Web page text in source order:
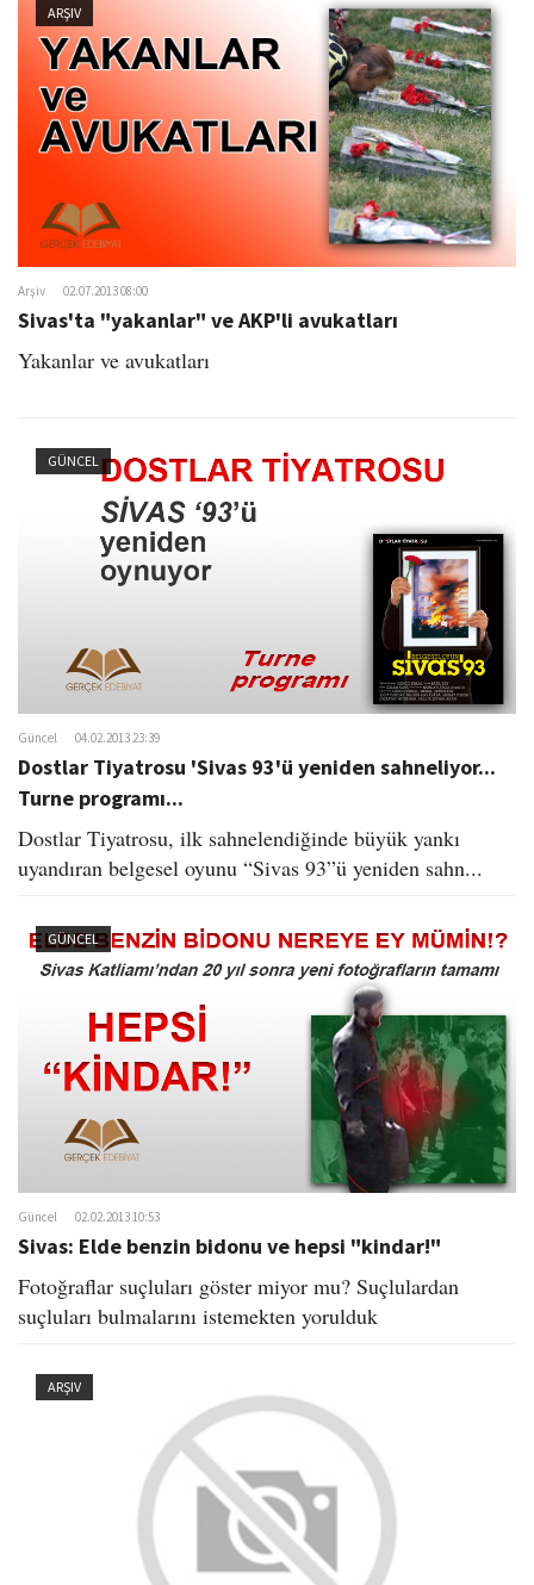
ARŞIV
Arşiv 02.07.2013 08:00
Sivas'ta "yakanlar" ve AKP'li avukatları
Yakanlar ve avukatları
GÜNCEL
Güncel 04.02.2013 23:39
Dostlar Tiyatrosu 'Sivas 93'ü yeniden sahneliyor...
Turne programı...
Dostlar Tiyatrosu, ilk sahnelendiğinde büyük yankı
uyandıran belgesel oyunu “Sivas 93”ü yeniden sahn...
GÜNCEL
Güncel 02.02.2013 10:53
Sivas: Elde benzin bidonu ve hepsi "kindar!"
Fotoğraflar suçluları göster miyor mu? Suçlulardan
suçluları bulmalarını istemekten yorulduk
ARŞIV